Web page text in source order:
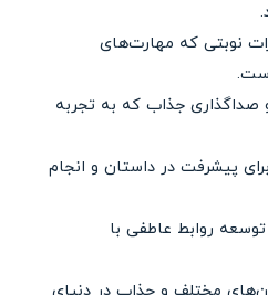
نوبتی که مهارت‌های
جذاب که به تجربه
پیشرفت در داستان و انجام
روابط عاطفی با